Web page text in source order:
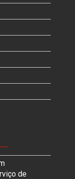
de